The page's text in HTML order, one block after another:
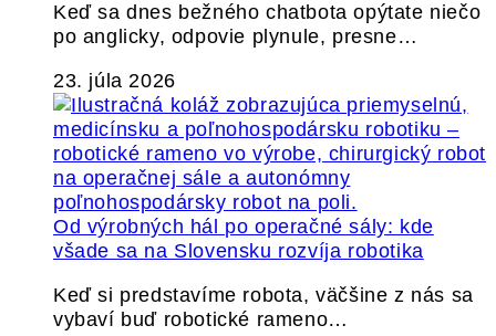
Keď sa dnes bežného chatbota opýtate niečo
po anglicky, odpovie plynule, presne…
23. júla 2026
Od výrobných hál po operačné sály: kde
všade sa na Slovensku rozvíja robotika
Keď si predstavíme robota, väčšine z nás sa
vybaví buď robotické rameno…